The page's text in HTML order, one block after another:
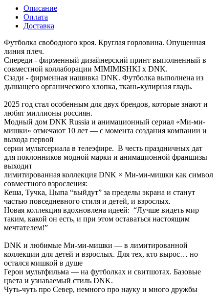
Описание
Оплата
Доставка
Футболка свободного кроя. Круглая горловина. Опущенная
линия плеч.
Спереди - фирменный дизайнерский принт выполненный в
совместной коллаборации MIMIMISHKI х DNK.
Сзади - фирменная нашивка DNK. Футболка выполнена из
дышащего органического хлопка, ткань-кулирная гладь.
2025 год стал особенным для двух брендов, которые знают и
любят миллионы россиян.
Модный дом DNK Russia и анимационный сериал «Ми-ми-
мишки» отмечают 10 лет — с момента создания компании и
выхода первой
серии мультсериала в телеэфире. В честь праздничных дат
для поклонников модной марки и анимационной франшизы
выходит
лимитированная коллекция DNK × Ми-ми-мишки как символ
совместного взросления:
Кеша, Тучка, Цыпа “выйдут” за пределы экрана и станут
частью повседневного стиля и детей, и взрослых.
Новая коллекция вдохновлена идеей: “Лучше видеть мир
таким, какой он есть, и при этом оставаться настоящим
мечтателем!”
DNK и любимые Ми-ми-мишки — в лимитированной
коллекции для детей и взрослых. Для тех, кто вырос… но
остался мишкой в душе
Герои мультфильма — на футболках и свитшотах. Базовые
цвета и узнаваемый стиль DNK.
Чуть-чуть про Север, немного про науку и много дружбы